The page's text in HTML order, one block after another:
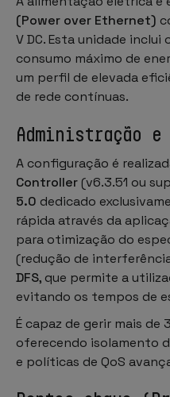
(Power over Ethernet)
V DC. Esta unidade inclui
consumo máximo de
um perfil de elevada
de rede contínuas.
Administração e
A configuração é
Controller(v6.3.51 ou
5.0 dedicado
rápida através da
para otimização do
(redução de
DFS, que permite a
evitando os tempos de
É capaz de gerir mais
oferecendo isolamento
e políticas de QoS